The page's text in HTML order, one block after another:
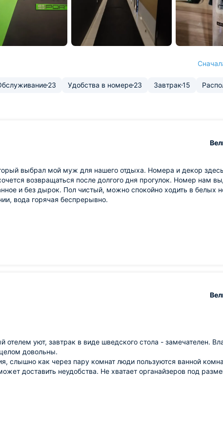
23 Удобства в номере23 Завтрак15
выбрал мой муж для нашего отдыха. Номера и декор
возвращаться после долгого дня прогулок. Номер нам
и без дырок. Пол чистый, можно спокойно ходить в белых
вода горячая беспрерывно.
отелем уют, завтрак в виде шведского стола - замечателен.
довольны.
слышно как через пару комнат люди пользуются ванной
доставить неудобства. Не хватает органайзеров под